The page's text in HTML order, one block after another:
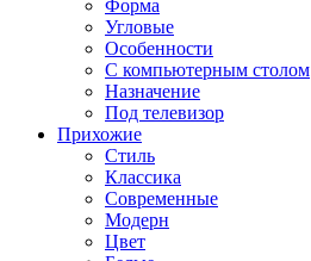
Форма
Угловые
Особенности
С компьютерным столом
Назначение
Под телевизор
Прихожие
Стиль
Классика
Современные
Модерн
Цвет